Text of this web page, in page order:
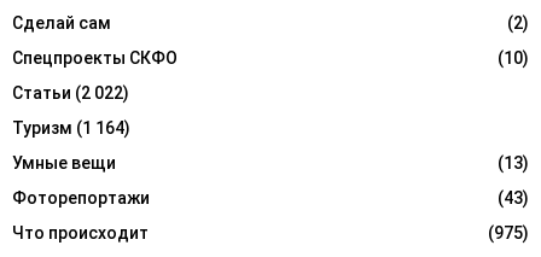
Сделай сам
(2)
Спецпроекты СКФО
(10)
Статьи (2 022)
Туризм (1 164)
Умные вещи
(13)
Фоторепортажи
(43)
Что происходит
(975)